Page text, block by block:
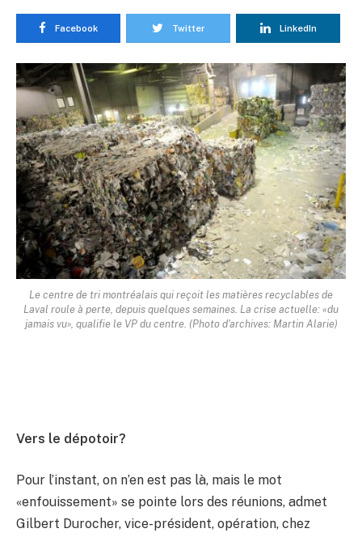
Facebook Twitter LinkedIn
Le centre de tri montréalais qui reçoit les matières recyclables de
Laval roule à perte, depuis quelques semaines. La crise actuelle: «du
jamais vu», qualifie le VP du centre. (Photo d'archives: Martin Alarie)
Vers le dépotoir?
Pour l’instant, on n’en est pas là, mais le mot
«enfouissement» se pointe lors des réunions, admet
Gilbert Durocher, vice-président, opération, chez